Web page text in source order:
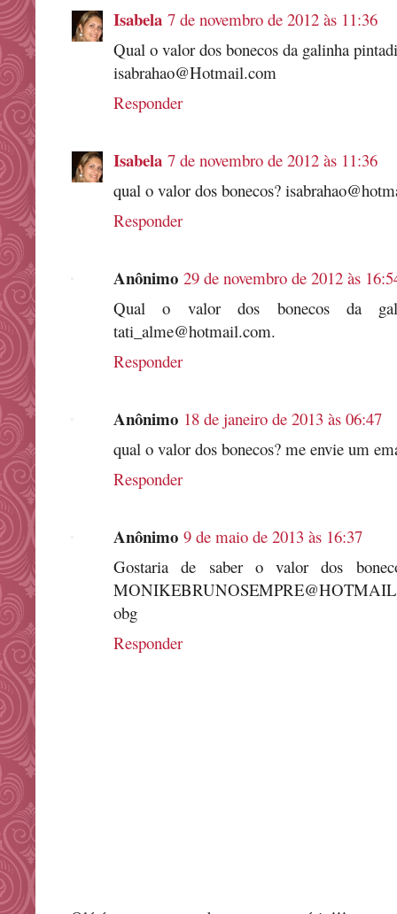
Isabela 7 de novembro de 2012 às 11:36
Qual o valor dos bonecos da galinha
isabrahao@Hotmail.com
Responder
Isabela 7 de novembro de 2012 às 11:36
qual o valor dos bonecos?
Responder
Anônimo 29 de novembro de 2012 às
Qual o valor dos bonecos da
tati_alme@hotmail.com.
Responder
Anônimo 18 de janeiro de 2013 às 06:47
qual o valor dos bonecos? me envie um
Responder
Anônimo 9 de maio de 2013 às 16:37
Gostaria de saber o valor dos
obg
Responder